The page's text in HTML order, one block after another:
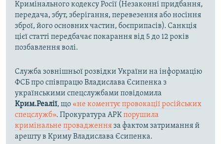
Кримінального кодексу Росії (Незаконні придбання,
передача, збут, зберігання, перевезення або носіння
зброї, його основних частин, боєприпасів). Санкція
цієї статті передбачає покарання від 5 до 12 років
позбавлення волі.
Служба зовнішньої розвідки України на інформацію
ФСБ про співпрацю Владислава Єсипенка з
українськими спецслужбами повідомила
Крим.Реалії, що «не коментує провокації російських
спецслужб». Прокуратура АРКпорушила
кримінальне провадженняза фактом затримання й
арешту в Криму Владислава Єсипенка.